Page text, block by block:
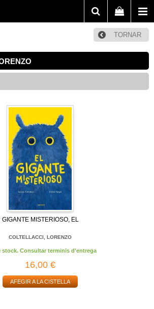
TORNAR
GIGANTE MISTERIOSO, EL
COLTELLACCI, LORENZO
stock. Consultar terminis d'entrega
16,00 €
AFEGIR A LA CISTELLA